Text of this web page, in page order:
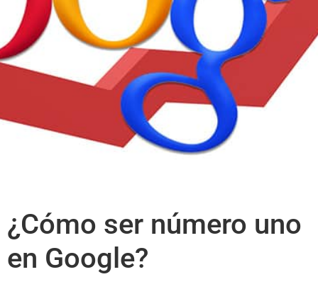
¿Cómo ser número uno
en Google?